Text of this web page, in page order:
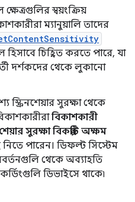
স্বয়ংক্রিয়
ম্যানুয়ালি তাদের
চিহ্নিত করতে পারে, যা
দর্শকদের থেকে লুকানো
স্ক্রিনশেয়ার সুরক্ষা থেকে
বিকাশকারী
শেয়ার সুরক্ষা বিকল্পটি অক্ষম
পারেন। ডিফল্ট সিস্টেম
থেকে অব্যাহতি
ডিভাইসে থাকে৷